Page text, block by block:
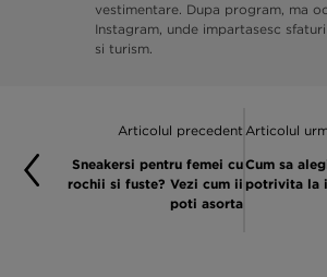
vestimentare. Dupa program, ma
Instagram, unde impartasesc
si turism.
Articolul precedent
Sneakersi pentru femei cu
rochii si fuste? Vezi cum ii
poti asorta
Articolul
Cum sa
potrivita la